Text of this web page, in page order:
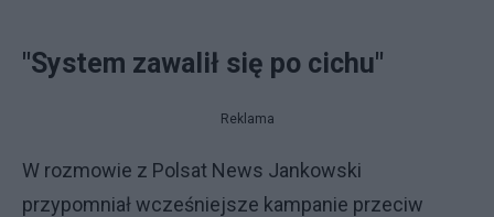
"System zawalił się po cichu"
Reklama
W rozmowie z Polsat News Jankowski
przypomniał wcześniejsze kampanie przeciw